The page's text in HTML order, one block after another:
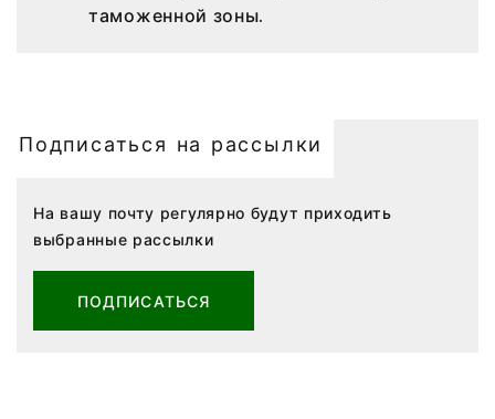
таможенной зоны.
Подписаться на рассылки
На вашу почту регулярно будут приходить
выбранные рассылки
ПОДПИСАТЬСЯ